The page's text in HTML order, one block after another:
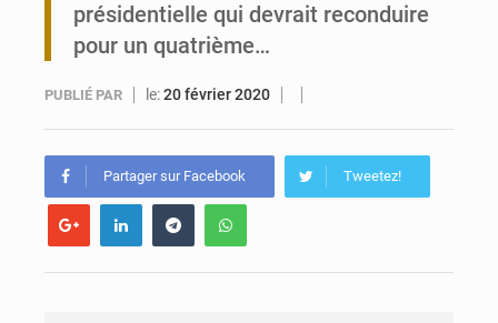
présidentielle qui devrait reconduire
pour un quatrième…
PUBLIÉ PAR le:20 février 2020
Partager sur Facebook Tweetez!